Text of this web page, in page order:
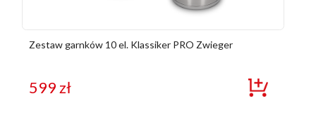
Zestaw garnków 10 el. Klassiker PRO Zwieger
599zł